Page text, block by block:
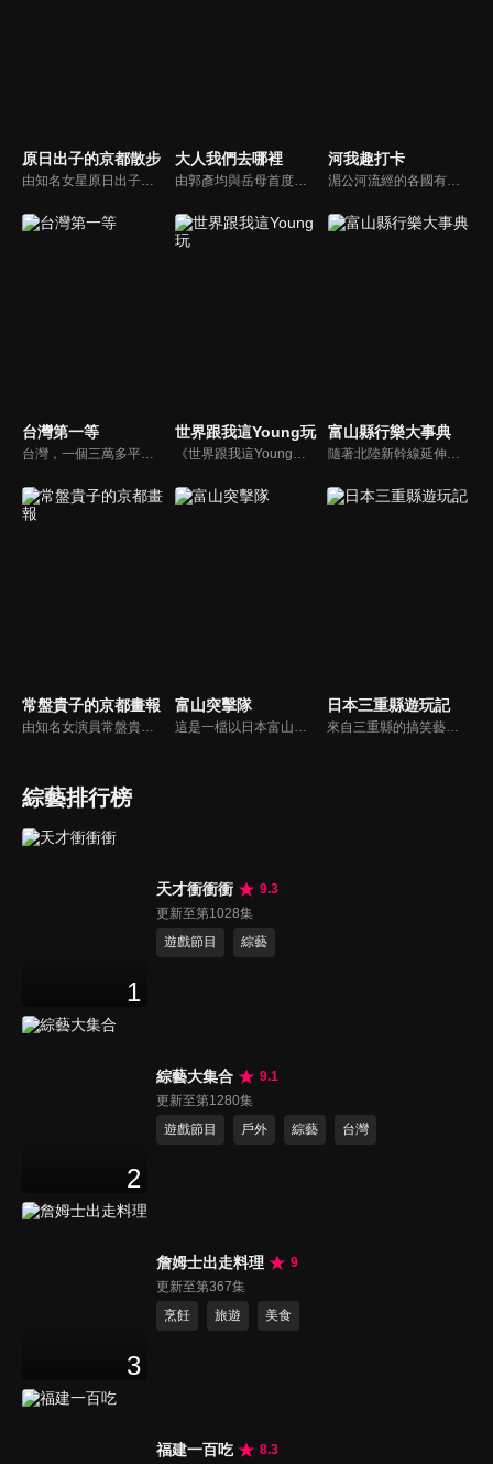
原日出子的京都散步
由知名女星原日出子女主持在京都巷弄間的旅行，在京都，街道呈整齊的棋盤格狀，每條街都有獨特的名稱。在節目的每一集，身為演員的原日出子會挑選一條街道造訪，帶領觀眾展開一段發現之旅。節目中展現了她對街道上所遇見事物的獨特觀察與趣味視角。
大人我們去哪裡
由郭彥均與岳母首度搭檔主持，帶著大人們遊台灣，感受慢活 、樂活 、健活 的態度。以long stay為主軸，讓不知道該帶大人去那裡出遊的大家，有了更好的方向。
河我趣打卡
湄公河流經的各國有著豐富的飲食文化、生活文化、習俗，而這些不被外人熟知的故事，便成就傳奇的故事流傳於民間。 節目以大河為主要旅行目的，透過尋找傳奇、體驗在地生活、背包旅行、探訪大河流域各地的生活故事與生態。年輕具有冒險精神的主持人展開大河之旅，她們將沿著湄公河，帶著大家去旅行。
台灣第一等
台灣，一個三萬多平方公里的小島，卻住著2300多萬人。在這個人口密度稱世界第一高的土地上，隱藏著哪些讓你意想不到的「台灣第一等」？透過節目探訪，我們將挖掘台灣各鄉鎮中，最新奇、最有趣、最厲害、最有特色的人事物，給你五花八門，超乎想像的「台灣第一等」。
世界跟我這Young玩
《世界跟我這Young玩》採用時下年輕人最IN的隨拍紀錄，啟動IG感應雷達，把當地人最平凡的家常，轉化成最有哽的日常。跟著來自日本的千田愛紗、瑞典的方馬丁以及全能女神安心亞、新生代旅遊達人劉沛穎，進入當地風美食、玩體驗、交朋友，找出屬於自己理想的旅遊藍圖。
富山縣行樂大事典
隨著北陸新幹線延伸至敦賀，北陸地區備受矚目，加上《紐約時報》的報導進一步提升了人們對富山的興趣，本節目將深入探索富山縣的魅力。我們將邀請知名 YouTube 頻道「富山的遊樂場！TV」的當地主播——金子奈央、津田奈由子與貞有里沙——一起介紹富山的精彩。此外，還會介紹鄰近縣市的觀光景點。
常盤貴子的京都畫報
由知名女演員常盤貴子擔任主持人，介紹自己在京都喜愛的地方、事物與人物。節目邀請京都研究者、傳統文化與工藝的傳承人、各種料理的名廚，作為日本古都，京都孕育了日本多種基礎文化，如待客之道、傳統美食與各種傳統工藝。本節目不僅展現至今仍在延續的傳統文化，也關注在京都誕生的新潮流。
富山突擊隊
這是一檔以日本富山縣為舞台的外景旅遊節目，由搞笑二人組「なすなかにし（Nasu Nakanishi）」擔任主持。節目透過實地拍攝與當地居民互動，帶來歡笑與感動，同時深入挖掘並重新發現富山的地方魅力。
日本三重縣遊玩記
來自三重縣的搞笑藝人 Chan Kawai 卡哇伊章與助理池山智瑛一起走遍日本。節目中充滿各種有趣的資訊，例如觀光景點與美味料理，都能讓你心動。或許你也能在這裡找到屬於日本的獨特小秘訣？
綜藝排行榜
1
天才衝衝衝
9.3
更新至第1028集
遊戲節目
綜藝
2
綜藝大集合
9.1
更新至第1280集
遊戲節目
戶外 綜藝 台灣
3
詹姆士出走料理
9
更新至第367集
烹飪
旅遊 美食
福建一百吃
8.3